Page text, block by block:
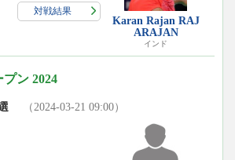
対戦結果
Karan Rajan RAJ
ARAJAN
インド
ン 2024
選 （2024-03-21 09:00）